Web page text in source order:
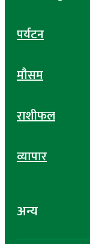
पर्यटन
मौसम
राशीफल
व्यापार
अन्य